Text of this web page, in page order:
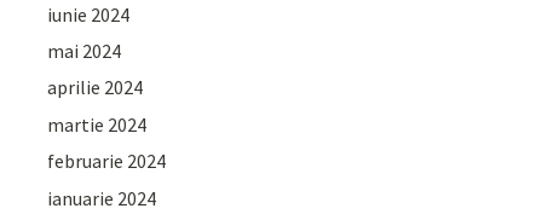
iunie 2024
mai 2024
aprilie 2024
martie 2024
februarie 2024
ianuarie 2024